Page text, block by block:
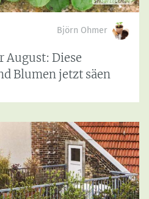
Björn Ohmer
August: Diese
Blumen jetzt säen